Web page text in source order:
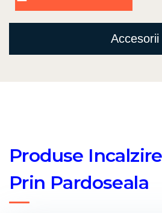
Accesorii
Produse
Prin Pardoseala